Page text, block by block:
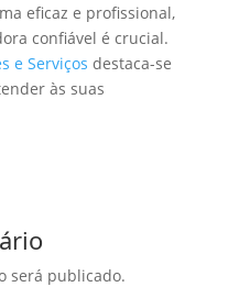
eficaz e profissional,
confiável é crucial.
e Serviços destaca-se
às suas
será publicado.